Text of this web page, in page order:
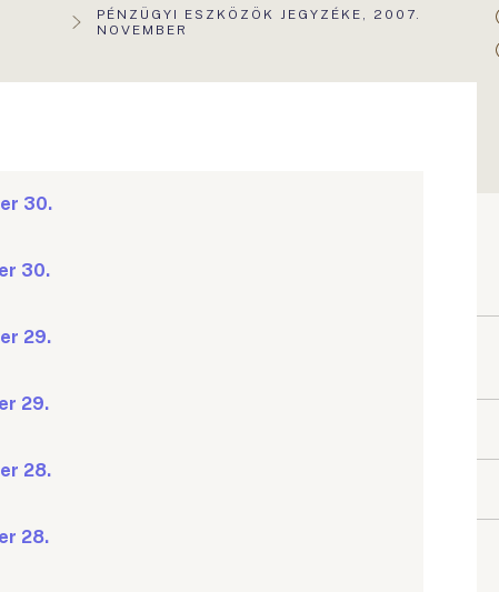
AKTUÁLIS
OLDAL:
PÉNZÜGYI ESZKÖZÖK JEGYZÉKE, 2007.
NOVEMBER
30.
30.
29.
29.
28.
28.